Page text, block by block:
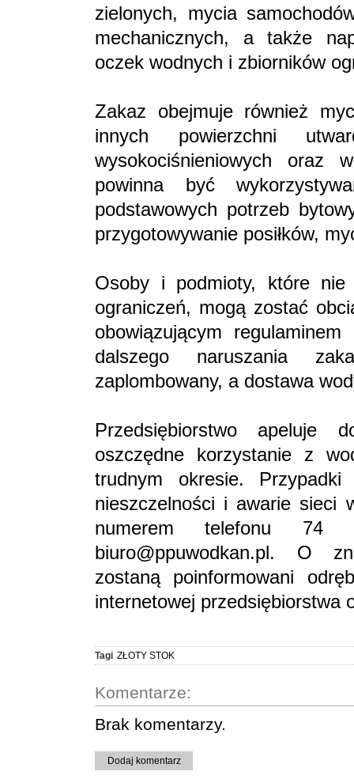
zielonych, mycia
mechanicznych, a także
oczek wodnych i zbiorników
Zakaz obejmuje również
innych powierzchni
wysokociśnieniowych oraz
powinna być
podstawowych potrzeb
przygotowywanie posiłków,
Osoby i podmioty, które nie
ograniczeń, mogą zostać
obowiązującym
dalszego naruszania
zaplombowany, a dostawa
Przedsiębiorstwo
oszczędne korzystanie z
trudnym okresie. Przypadki
nieszczelności i awarie sieci
numerem telefonu
biuro@ppuwodkan.pl. O
zostaną poinformowani
internetowej przedsiębiorstwa
Tagi ZŁOTY STOK
Komentarze:
Brak komentarzy.
Dodaj komentarz